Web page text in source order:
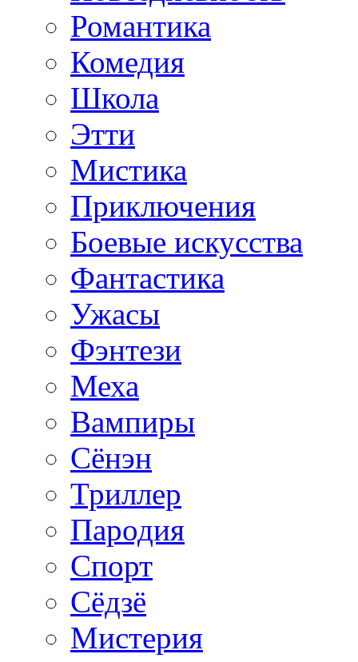
Романтика
Комедия
Школа
Этти
Мистика
Приключения
Боевые искусства
Фантастика
Ужасы
Фэнтези
Меха
Вампиры
Сёнэн
Триллер
Пародия
Спорт
Сёдзё
Мистерия